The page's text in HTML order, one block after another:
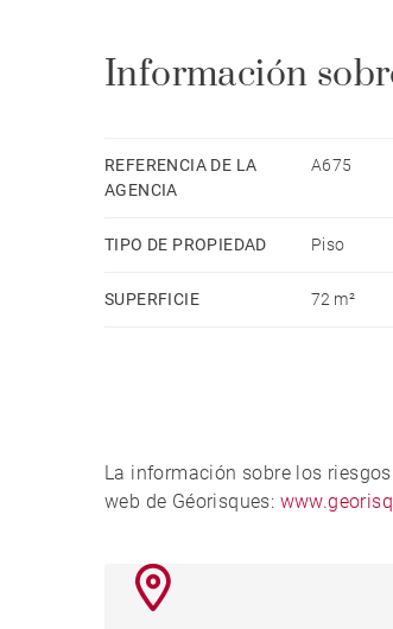
Información
REFERENCIA DE LA
AGENCIA
A675
TIPO DE PROPIEDAD Piso
SUPERFICIE 72 m²
La información sobre los
web de Géorisques: